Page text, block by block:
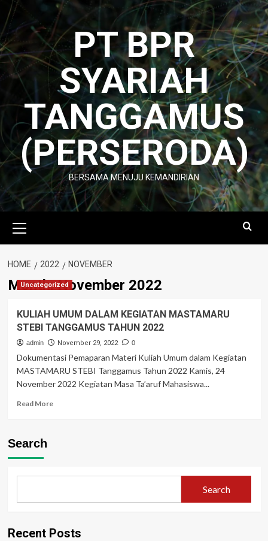
Skip
to
content
PT BPR
SYARIAH
TANGGAMUS
(PERSERODA)
BERSAMA MENUJU KEMANDIRIAN
Menu
HOME 2022 NOVEMBER
Month:November 2022
Uncategorized
KULIAH UMUM DALAM KEGIATAN MASTAMARU
STEBI TANGGAMUS TAHUN 2022
admin November 29, 2022 0
Dokumentasi Pemaparan Materi Kuliah Umum dalam Kegiatan
MASTAMARU STEBI Tanggamus Tahun 2022 Kamis, 24
November 2022 Kegiatan Masa Ta’aruf Mahasiswa...
Read MoreRead
TANGGAMUS
2022
Search
Search
Recent Posts